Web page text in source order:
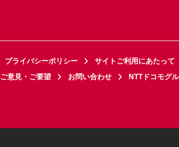
プライバシーポリシー サイトご利用にあたって
ご意見・ご要望 お問い合わせ NTTドコモグ